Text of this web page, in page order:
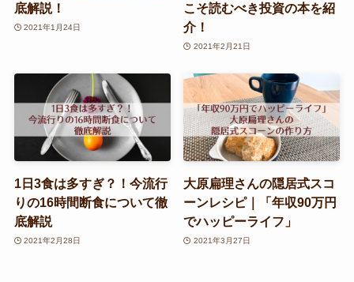
底解説！
2021年1月24日
こそ読むべき投資の本を紹
介！
2021年2月21日
1日3食は多すぎ？！今流行
りの16時間断食について徹
底解説
2021年2月28日
大原扁理さんの隠居式スコ
ーンレシピ｜「年収90万円
でハッピーライフ」
2021年3月27日